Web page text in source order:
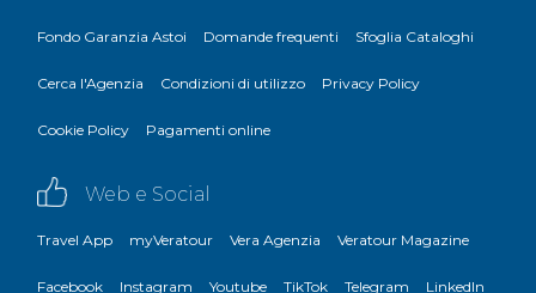
Fondo Garanzia Astoi Domande frequenti Sfoglia Cataloghi
Cerca l'Agenzia Condizioni di utilizzo Privacy Policy
Cookie Policy Pagamenti online
Web e Social
Travel App myVeratour Vera Agenzia Veratour Magazine
Facebook Instagram Youtube TikTok Telegram LinkedIn